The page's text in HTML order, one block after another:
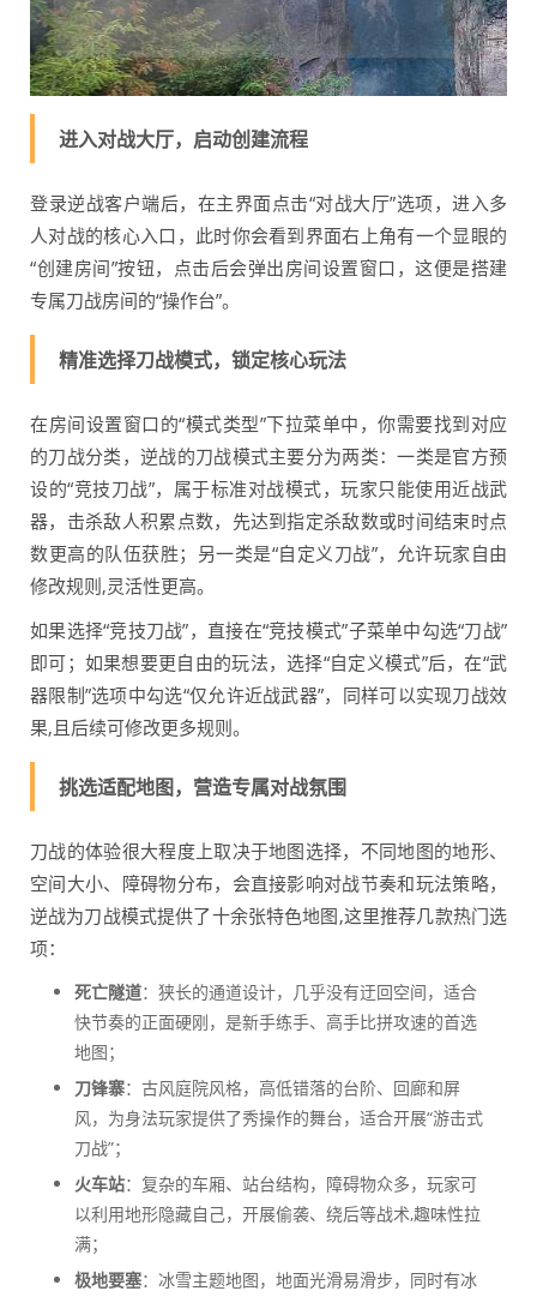
进入对战大厅，启动创建流程
登录逆战客户端后，在主界面点击“对战大厅”选项，进入多
人对战的核心入口，此时你会看到界面右上角有一个显眼的
“创建房间”按钮，点击后会弹出房间设置窗口，这便是搭建
专属刀战房间的“操作台”。
精准选择刀战模式，锁定核心玩法
在房间设置窗口的“模式类型”下拉菜单中，你需要找到对应
的刀战分类，逆战的刀战模式主要分为两类：一类是官方预
设的“竞技刀战”，属于标准对战模式，玩家只能使用近战武
器，击杀敌人积累点数，先达到指定杀敌数或时间结束时点
数更高的队伍获胜；另一类是“自定义刀战”，允许玩家自由
修改规则,灵活性更高。
如果选择“竞技刀战”，直接在“竞技模式”子菜单中勾选“刀战”
即可；如果想要更自由的玩法，选择“自定义模式”后，在“武
器限制”选项中勾选“仅允许近战武器”，同样可以实现刀战效
果,且后续可修改更多规则。
挑选适配地图，营造专属对战氛围
刀战的体验很大程度上取决于地图选择，不同地图的地形、
空间大小、障碍物分布，会直接影响对战节奏和玩法策略，
逆战为刀战模式提供了十余张特色地图,这里推荐几款热门选
项：
死亡隧道：狭长的通道设计，几乎没有迂回空间，适合
快节奏的正面硬刚，是新手练手、高手比拼攻速的首选
地图；
刀锋寨：古风庭院风格，高低错落的台阶、回廊和屏
风，为身法玩家提供了秀操作的舞台，适合开展“游击式
刀战”；
火车站：复杂的车厢、站台结构，障碍物众多，玩家可
以利用地形隐藏自己，开展偷袭、绕后等战术,趣味性拉
满；
极地要塞：冰雪主题地图，地面光滑易滑步，同时有冰